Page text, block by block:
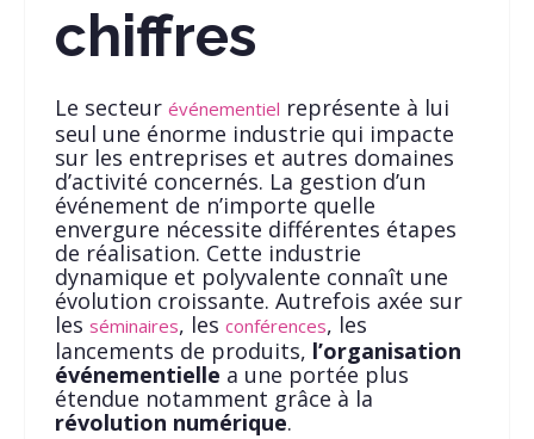
chiffres
Le secteur événementiel représente à lui
seul une énorme industrie qui impacte
sur les entreprises et autres domaines
d’activité concernés. La gestion d’un
événement de n’importe quelle
envergure nécessite différentes étapes
de réalisation. Cette industrie
dynamique et polyvalente connaît une
évolution croissante. Autrefois axée sur
les séminaires, les conférences, les
lancements de produits, l’organisation
événementielle a une portée plus
étendue notamment grâce à la
révolution numérique.